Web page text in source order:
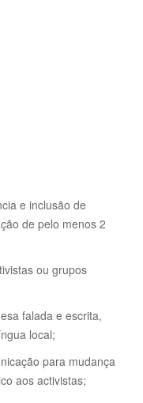
e inclusão de
de pelo menos 2
ou grupos
falada e escrita,
local;
para mudança
aos activistas;